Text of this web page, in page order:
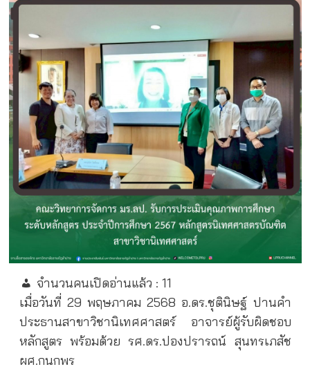
จำนวนคนเปิดอ่านแล้ว : 11
เมื่อวันที่ 29 พฤษภาคม 2568 อ.ดร.ชุตินิษฐ์ ปานคำ
ประธานสาขาวิชานิเทศศาสตร์ อาจารย์ผู้รับผิดชอบ
หลักสูตร พร้อมด้วย รศ.ดร.ปองปรารถน์ สุนทรเภสัช
ผศ.กนกพร